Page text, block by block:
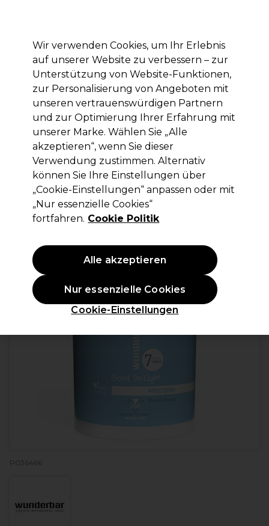
Anmelden
Marken Deals Haare Elektrogeräte Saloneinrichtung
Lieferung und Lieferzeiten
– mehr erfahren
Wunderbar
Wunderbar Blond De-Light
Blondierpulver Präzision 7 Stufen 500g
(0)
25,05 € ohne MwSt. (PROFI-PREIS)
29,81 €inkl. MwSt.)| 5.01 € pro 100g
P036466
Wir verwenden Cookies, um Ihr Erlebnis
auf unserer Website zu verbessern – zur
Unterstützung von Website-Funktionen,
zur Personalisierung von Angeboten mit
unseren vertrauenswürdigen Partnern
und zur Optimierung Ihrer Erfahrung mit
unserer Marke. Wählen Sie „Alle
akzeptieren“, wenn Sie dieser
Verwendung zustimmen. Alternativ
können Sie Ihre Einstellungen über
„Cookie-Einstellungen“ anpassen oder mit
„Nur essenzielle Cookies“
fortfahren. Cookie Politik
Cookie-Einstellungen
Nur essenzielle Cookies
Alle akzeptieren